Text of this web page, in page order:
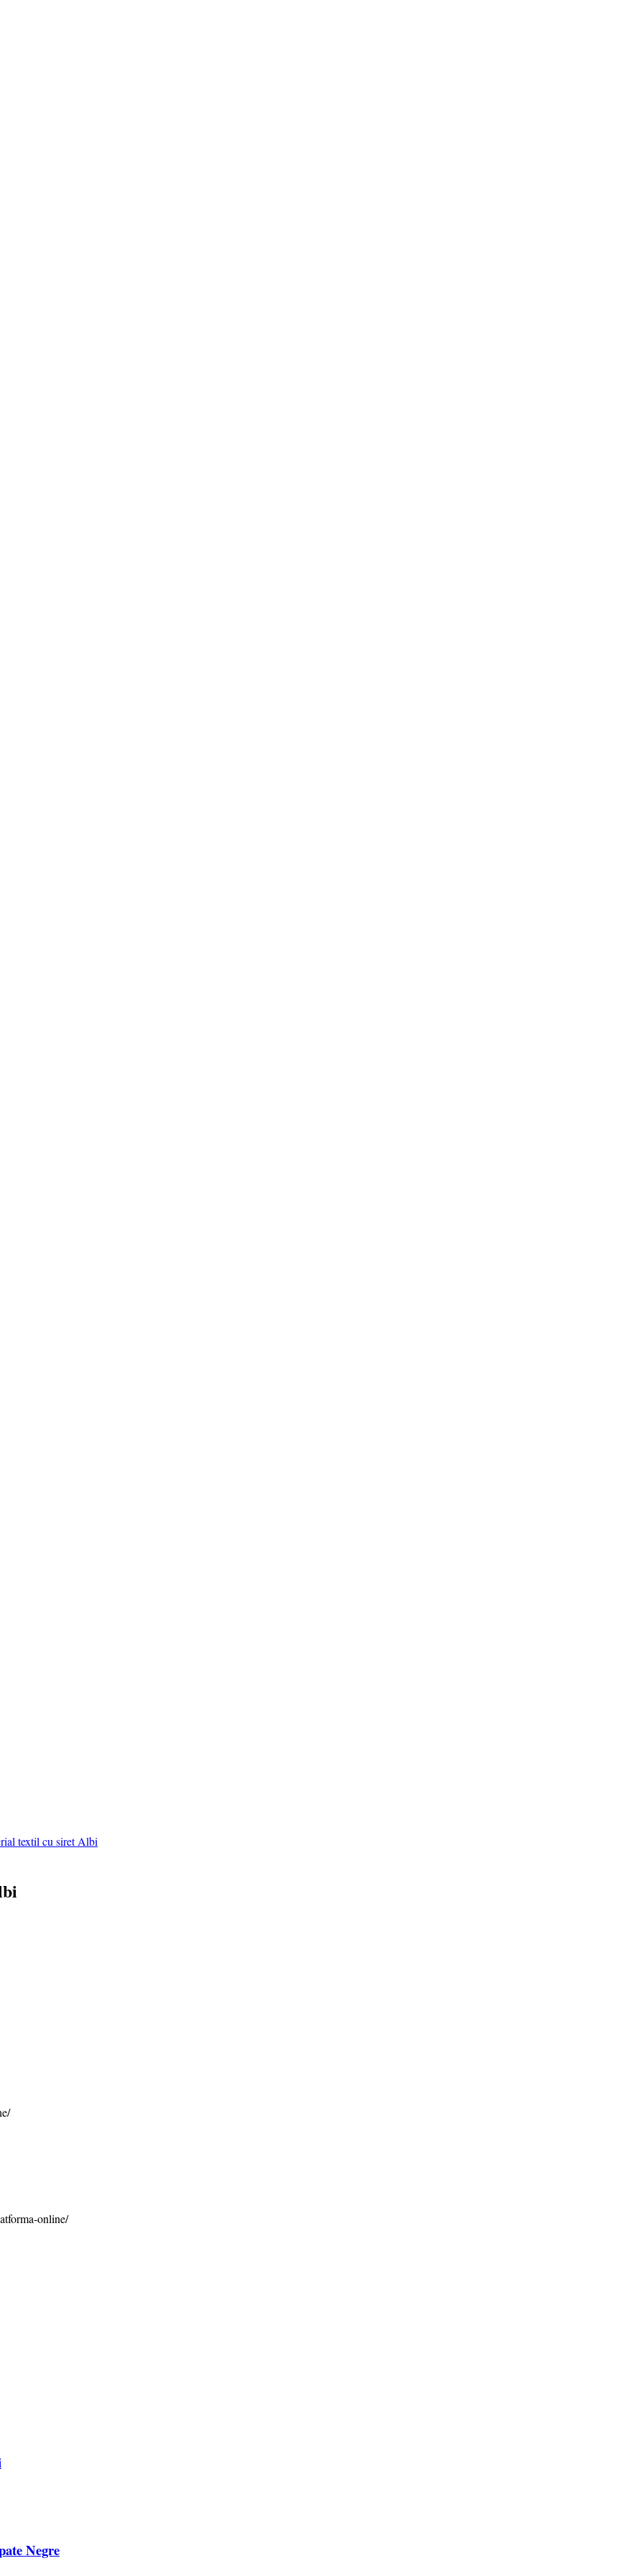
haine, incaltaminte, coafuri, tunsori, desene de colorat, poze cu modele de manichiuri!❤️
incaltaminte, coafuri, tunsori, desene de colorat, poze cu modele de manichiuri!❤️
incaltaminte, coafuri, tunsori, desene de colorat, poze cu modele de manichiuri!❤️
textil cu siret Albi
online/
Negre